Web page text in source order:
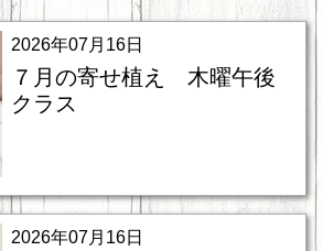
2026年07月16日
７月の寄せ植え 木曜午後
クラス
2026年07月16日